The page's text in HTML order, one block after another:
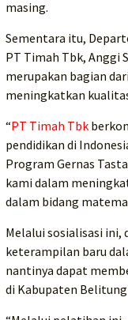
masing.
Sementara itu,
PT Timah Tbk, Anggi
merupakan bagian
meningkatkan
“PT Timah Tbk
pendidikan di
Program Gernas
kami dalam
dalam bidang
Melalui sosialisasi ini,
keterampilan baru
nantinya dapat
di Kabupaten